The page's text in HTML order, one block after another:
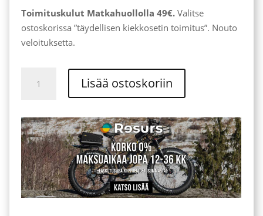
Toimituskulut Matkahuollolla 49€. Valitse
ostoskorissa ”täydellisen kiekkosetin toimitus”. Nouto
veloituksetta.
kiekkosetti
x
4.0"
määrä
Lisää ostoskoriin